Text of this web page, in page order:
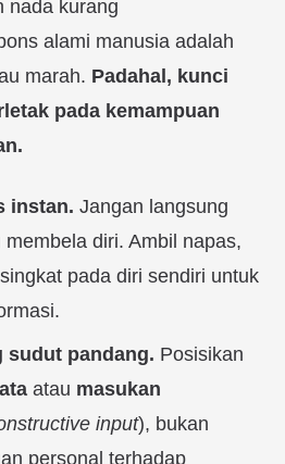
nada kurang
alami manusia adalah
marah. Padahal, kunci
pada kemampuan
instan. Jangan langsung
diri. Ambil napas,
pada diri sendiri untuk
sudut pandang. Posisikan
atau masukan
input), bukan
personal terhadap